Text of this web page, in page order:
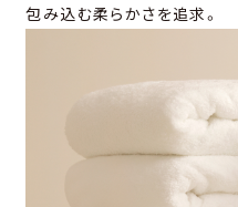
包み込む柔らかさを追求。